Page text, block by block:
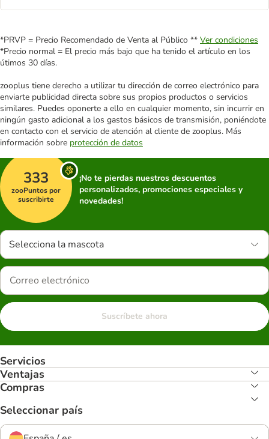
*PRVP = Precio Recomendado de Venta al Público ** Ver condiciones
*Precio normal = El precio más bajo que ha tenido el artículo en los
útimos 30 días.
zooplus tiene derecho a utilizar tu dirección de correo electrónico para
enviarte publicidad directa sobre sus propios productos o servicios
similares. Puedes oponerte a ello en cualquier momento, sin incurrir en
ningún gasto adicional a los gastos básicos de transmisión, poniéndote
en contacto con el servicio de atención al cliente de zooplus. Más
información sobre protección de datos
333
zooPuntos por
suscribirte
¡No te pierdas nuestros descuentos
personalizados, promociones especiales y
novedades!
Selecciona la mascota
Suscríbete ahora
Servicios
Ventajas
Compras
Seleccionar país